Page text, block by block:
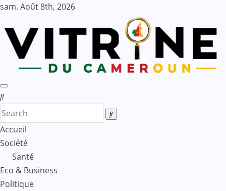
Skip
content
sam. Août 8th, 2026
Accueil
Société
Santé
Eco & Business
Politique